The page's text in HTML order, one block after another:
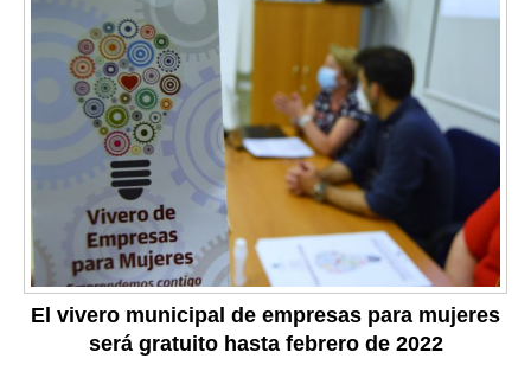
El vivero municipal de empresas para mujeres
será gratuito hasta febrero de 2022